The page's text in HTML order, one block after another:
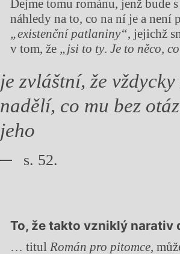
Dejme tomu románu, jenž bude
náhledy na to, co na ní je a není
„existenční patlaniny“, jejichž
v tom, že „jsi to ty.Je to něco,
je zvláštní, že
nadělí, co mu bez
jeho
s. 52.
To, že takto vzniklý narativ
… titul Román pro pitomce,